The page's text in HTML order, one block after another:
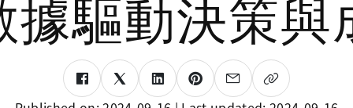
據驅動決策與